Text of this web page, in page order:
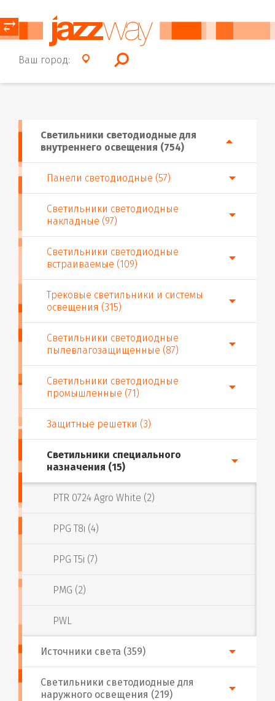
Ваш город:
⥂
Источники света (359)
Светильники светодиодные для
внутреннего освещения (754)
Панели светодиодные (57)
Светильники светодиодные
накладные (97)
Светильники светодиодные
встраиваемые (109)
Трековые светильники и системы
освещения (315)
Светильники светодиодные
пылевлагозащищенные (87)
Светильники светодиодные
промышленные (71)
Защитные решетки (3)
Светильники специального
назначения (15)
PTR 0724 Agro White (2)
PPG T8i (4)
PPG T5i (7)
PMG (2)
PWL
Светильники светодиодные для
наружного освещения (219)